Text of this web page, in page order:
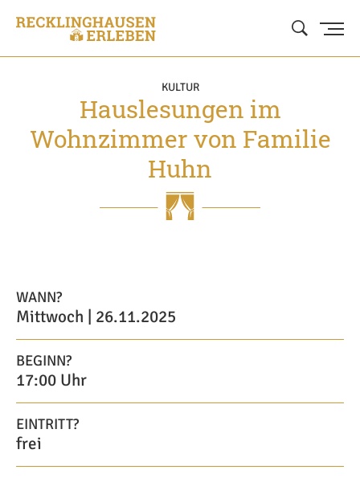
KULTUR
Hauslesungen im
Wohnzimmer von Familie
Huhn
WANN?
Mittwoch | 26.11.2025
BEGINN?
17:00 Uhr
EINTRITT?
frei